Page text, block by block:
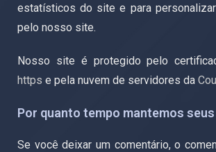
estatísticos do site e para
pelo nosso site.
Nosso site é protegido pelo
https e pela nuvem de servidores da
Por quanto tempo mantemos
Se você deixar um comentário, o